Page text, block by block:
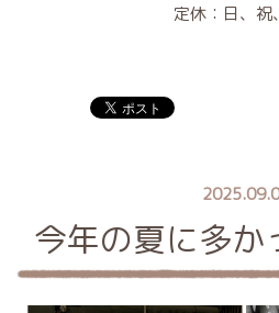
定休：日、祝
今年の夏に多か